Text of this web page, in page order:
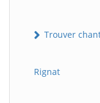
Trouver
Rignat